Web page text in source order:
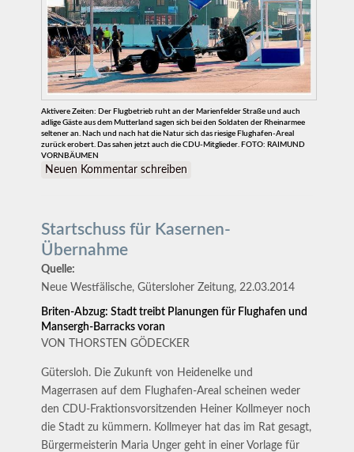
Aktivere Zeiten: Der Flugbetrieb ruht an der Marienfelder Straße und auch
adlige Gäste aus dem Mutterland sagen sich bei den Soldaten der Rheinarmee
seltener an. Nach und nach hat die Natur sich das riesige Flughafen-Areal
zurück erobert. Das sahen jetzt auch die CDU-Mitglieder. FOTO: RAIMUND
VORNBÄUMEN
Neuen Kommentar schreiben
Startschuss für Kasernen-
Übernahme
Quelle:
Neue Westfälische, Gütersloher Zeitung, 22.03.2014
Briten-Abzug: Stadt treibt Planungen für Flughafen und
Mansergh-Barracks voran
VON THORSTEN GÖDECKER
Gütersloh. Die Zukunft von Heidenelke und
Magerrasen auf dem Flughafen-Areal scheinen weder
den CDU-Fraktionsvorsitzenden Heiner Kollmeyer noch
die Stadt zu kümmern. Kollmeyer hat das im Rat gesagt,
Bürgermeisterin Maria Unger geht in einer Vorlage für